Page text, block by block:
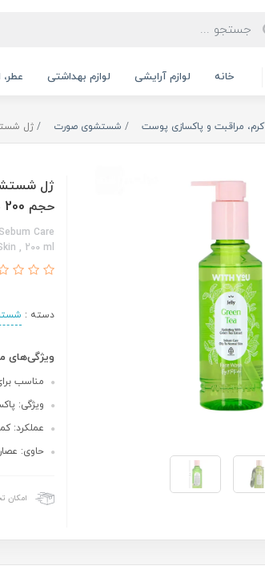
خانه لوازم آرایشی لوازم بهداشتی
کرم، مراقبت و پاکسازی پوست شستشوی صورت ژل
ژل
حجم 200 میلی لیتر
Care
, 200 ml
دسته :
ویژگی‌های
مناسب
ویژگی:
عملکرد:
حاوی:
امکان